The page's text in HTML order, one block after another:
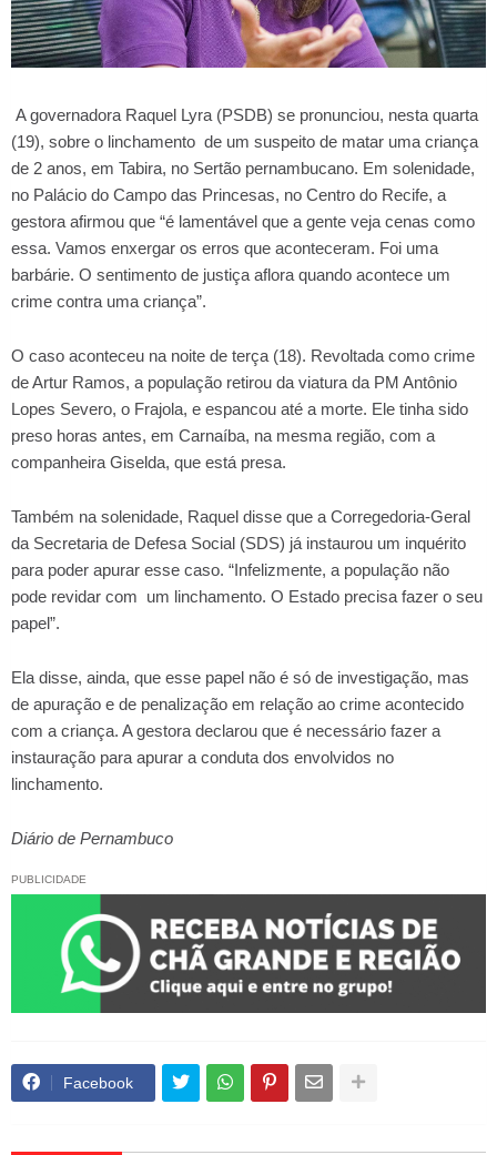
A governadora Raquel Lyra (PSDB) se pronunciou, nesta quarta
(19), sobre o linchamento de um suspeito de matar uma criança
de 2 anos, em Tabira, no Sertão pernambucano. Em solenidade,
no Palácio do Campo das Princesas, no Centro do Recife, a
gestora afirmou que “é lamentável que a gente veja cenas como
essa. Vamos enxergar os erros que aconteceram. Foi uma
barbárie. O sentimento de justiça aflora quando acontece um
crime contra uma criança”.
O caso aconteceu na noite de terça (18). Revoltada como crime
de Artur Ramos, a população retirou da viatura da PM Antônio
Lopes Severo, o Frajola, e espancou até a morte. Ele tinha sido
preso horas antes, em Carnaíba, na mesma região, com a
companheira Giselda, que está presa.
Também na solenidade, Raquel disse que a Corregedoria-Geral
da Secretaria de Defesa Social (SDS) já instaurou um inquérito
para poder apurar esse caso. “Infelizmente, a população não
pode revidar com um linchamento. O Estado precisa fazer o seu
papel”.
Ela disse, ainda, que esse papel não é só de investigação, mas
de apuração e de penalização em relação ao crime acontecido
com a criança. A gestora declarou que é necessário fazer a
instauração para apurar a conduta dos envolvidos no
linchamento.
Diário de Pernambuco
PUBLICIDADE
Facebook